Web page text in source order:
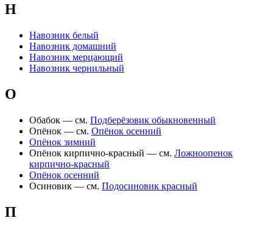
Н
Навозник белый
Навозник домашний
Навозник мерцающий
Навозник чернильный
О
Обабок — см. Подберёзовик обыкновенный
Опёнок — см. Опёнок осенний
Опёнок зимний
Опёнок кирпично-красный — см. Ложноопенок
кирпично-красный
Опёнок осенний
Осиновик — см. Подосиновик красный
П